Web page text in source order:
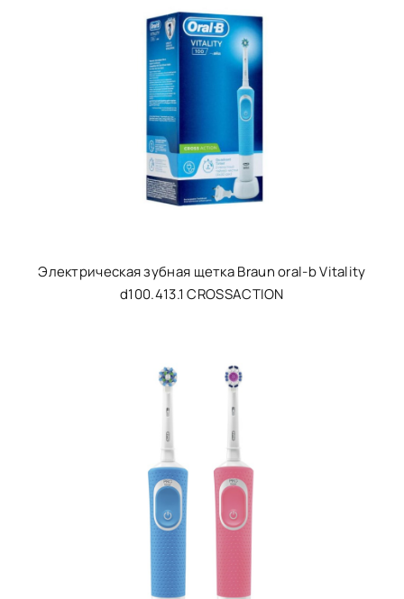
Электрическая зубная щетка Braun oral-b Vitality
d100.413.1 CROSSACTION